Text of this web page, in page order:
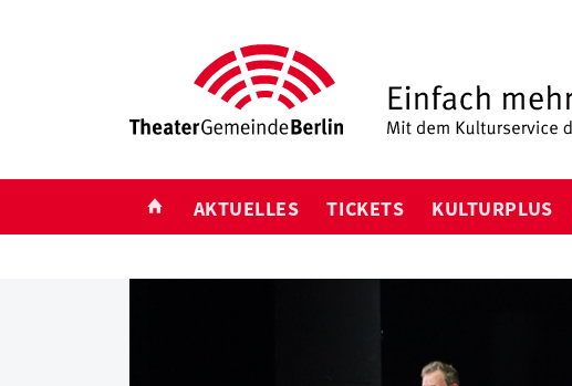
START
AKTUELLES TICKETS KULTURPLUS